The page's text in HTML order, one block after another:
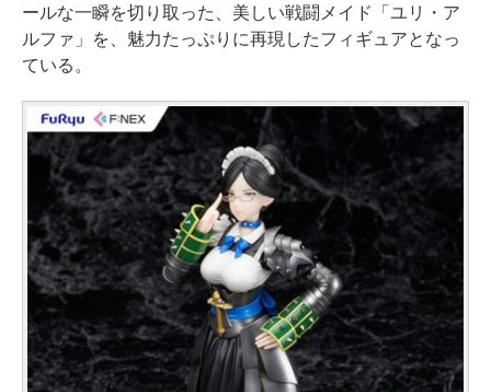
ールな一瞬を切り取った、美しい戦闘メイド「ユリ・ア
ルファ」を、魅力たっぷりに再現したフィギュアとなっ
ている。